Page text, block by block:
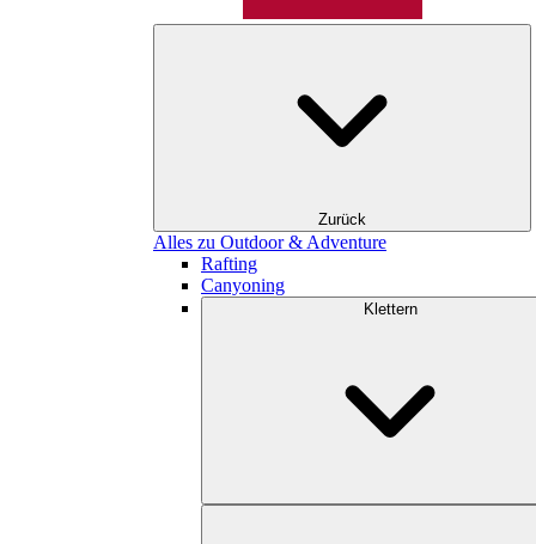
Zurück
Alles zu Outdoor & Adventure
Rafting
Canyoning
Klettern